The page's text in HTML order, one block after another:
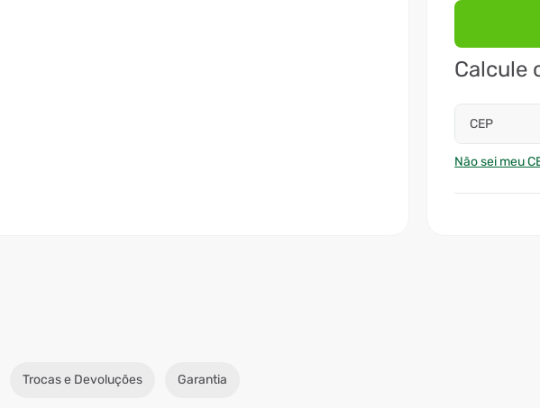
Calcule
CEP
Não sei meu
Trocas e Devoluções Garantia